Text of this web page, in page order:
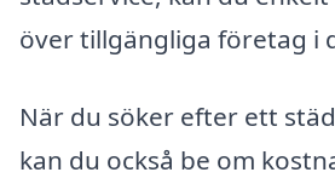
över tillgängliga företag i
När du söker efter ett
kan du också be om